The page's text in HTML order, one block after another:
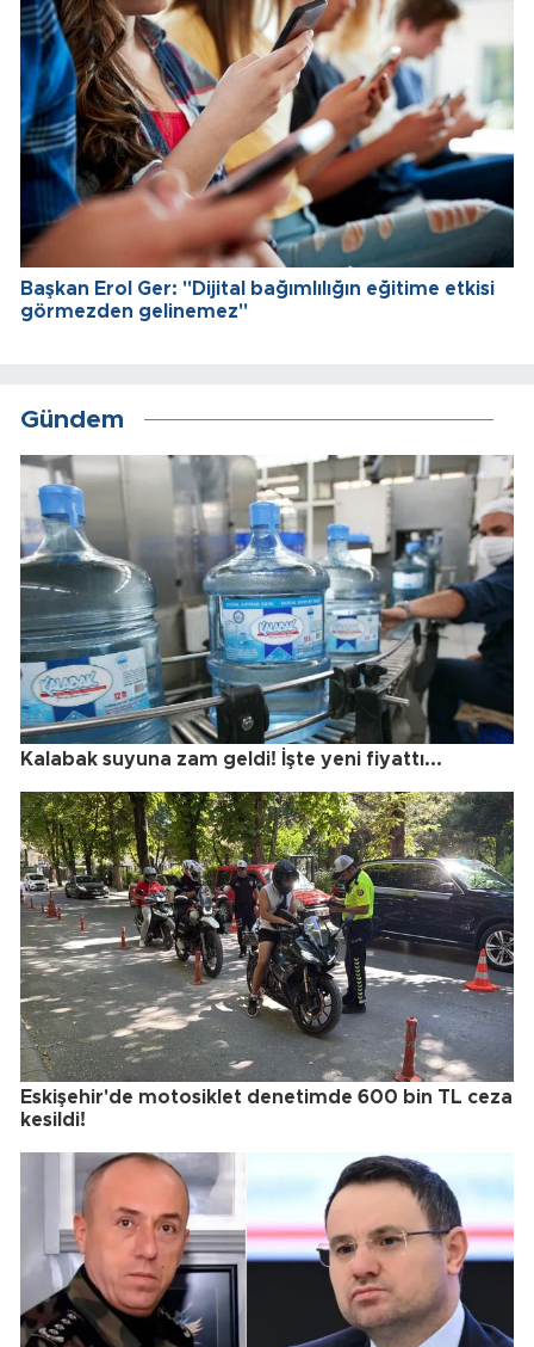
Başkan Erol Ger: "Dijital bağımlılığın eğitime etkisi
görmezden gelinemez"
Gündem
Kalabak suyuna zam geldi! İşte yeni fiyattı...
Eskişehir'de motosiklet denetimde 600 bin TL ceza
kesildi!